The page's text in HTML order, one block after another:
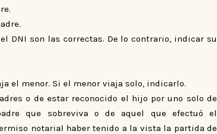
DNI son las correctas. De lo contrario, indicar su
el menor. Si el menor viaja solo, indicarlo.
o de estar reconocido el hijo por uno solo de
que sobreviva o de aquel que efectuó el
notarial haber tenido a la vista la partida de